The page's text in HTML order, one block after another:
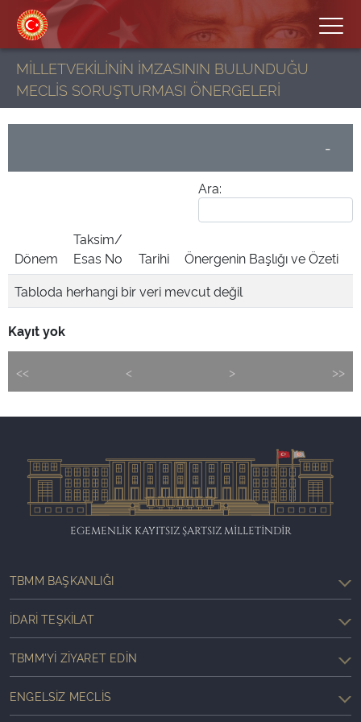
MİLLETVEKİLİNİN İMZASININ BULUNDUĞU
MECLİS SORUŞTURMASI ÖNERGELERİ
-
Ara:
Dönem
Taksim/
Esas No
Tarihi
Önergenin Başlığı ve Özeti
Tabloda herhangi bir veri mevcut değil
Kayıt yok
<< < > >>
EGEMENLİK KAYITSIZ ŞARTSIZ MİLLETİNDİR
TBMM BAŞKANLIĞI
İDARI TEŞKILAT
TBMM'YI ZIYARET EDIN
ENGELSIZ MECLIS